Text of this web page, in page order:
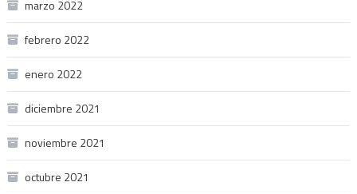
marzo 2022
febrero 2022
enero 2022
diciembre 2021
noviembre 2021
octubre 2021